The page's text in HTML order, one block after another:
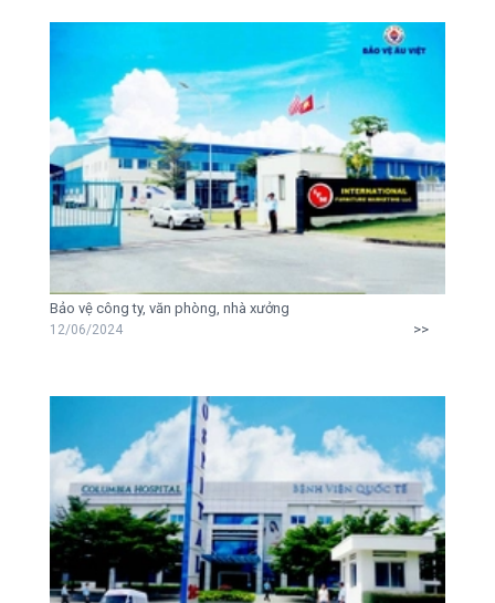
Bảo vệ công ty, văn phòng, nhà xưởng
12/06/2024 >>